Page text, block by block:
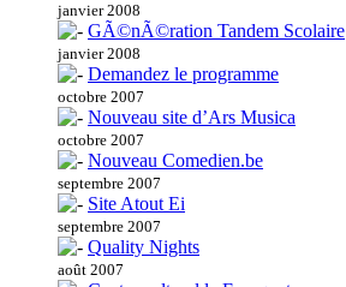
janvier 2008
GÃ©nÃ©ration Tandem Scolaire
janvier 2008
Demandez le programme
octobre 2007
Nouveau site d’Ars Musica
octobre 2007
Nouveau Comedien.be
septembre 2007
Site Atout Ei
septembre 2007
Quality Nights
août 2007